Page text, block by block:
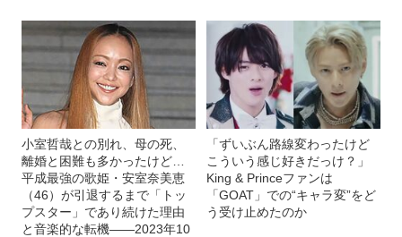
小室哲哉との別れ、母の死、
離婚と困難も多かったけど…
平成最強の歌姫・安室奈美恵
（46）が引退するまで「トッ
プスター」であり続けた理由
と音楽的な転機――2023年10
「ずいぶん路線変わったけど
こういう感じ好きだっけ？」
King & Princeファンは
「GOAT」での“キャラ変”をど
う受け止めたのか